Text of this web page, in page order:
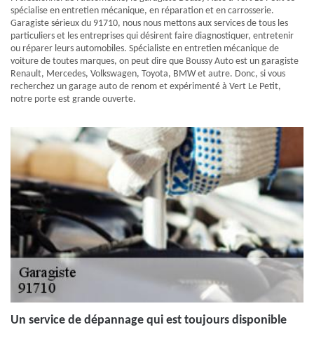
spécialise en entretien mécanique, en réparation et en carrosserie.
Garagiste sérieux du 91710, nous nous mettons aux services de tous les
particuliers et les entreprises qui désirent faire diagnostiquer, entretenir
ou réparer leurs automobiles. Spécialiste en entretien mécanique de
voiture de toutes marques, on peut dire que Boussy Auto est un garagiste
Renault, Mercedes, Volkswagen, Toyota, BMW et autre. Donc, si vous
recherchez un garage auto de renom et expérimenté à Vert Le Petit,
notre porte est grande ouverte.
Un service de dépannage qui est toujours disponible